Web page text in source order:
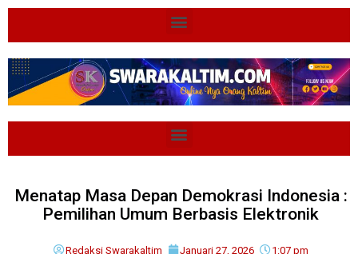
Menatap Masa Depan Demokrasi Indonesia :
Pemilihan Umum Berbasis Elektronik
Redaksi Swarakaltim Januari 27, 2026 1:07 pm